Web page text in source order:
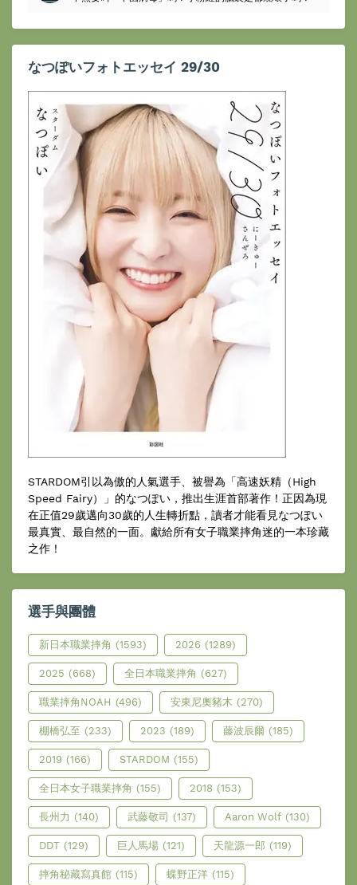
なつぽいフォトエッセイ 29/30
STARDOM引以為傲的人氣選手、被譽為「高速妖精（High
Speed Fairy）」的なつぽい，推出生涯首部著作！正因為現
在正值29歲邁向30歲的人生轉折點，讀者才能看見なつぽい
最真實、最自然的一面。獻給所有女子職業摔角迷的一本珍藏
之作！
選手與團體
新日本職業摔角 (1593) 2026 (1289)
2025 (668) 全日本職業摔角 (627)
職業摔角NOAH (496) 安東尼奧豬木 (270)
棚橋弘至 (233) 2023 (189) 藤波辰爾 (185)
2019 (166) STARDOM (155)
全日本女子職業摔角 (155) 2018 (153)
長州力 (140) 武藤敬司 (137) Aaron Wolf (130)
DDT (129) 巨人馬場 (121) 天龍源一郎 (119)
摔角秘藏寫真館 (115) 蝶野正洋 (115)